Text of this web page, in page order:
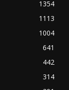
1354
1113
1004
641
442
314